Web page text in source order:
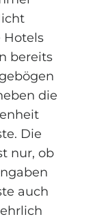
Hotels
bereits
die
Die
nur, ob
auch